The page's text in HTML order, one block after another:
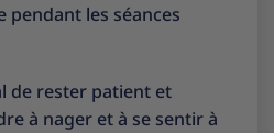
pendant les séances
de rester patient et
à nager et à se sentir à